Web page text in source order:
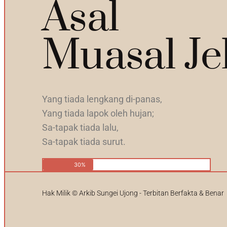
Asal
Muasal
Yang tiada lengkang di-panas,
Yang tiada lapok oleh hujan;
Sa-tapak tiada lalu,
Sa-tapak tiada surut.
30%
Hak Milik © Arkib Sungei Ujong - Terbitan Berfakta & Benar